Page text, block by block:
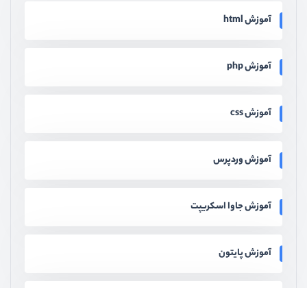
آموزش html
آموزش php
آموزش css
آموزش وردپرس
آموزش جاوا اسکریپت
آموزش پایتون